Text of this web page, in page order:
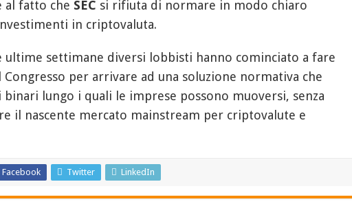
al fatto che SEC si rifiuta di normare in modo chiaro
in criptovaluta.
ultime settimane diversi lobbisti hanno cominciato a fare
Congresso per arrivare ad una soluzione normativa che
binari lungo i quali le imprese possono muoversi, senza
il nascente mercato mainstream per criptovalute e
Facebook Twitter LinkedIn